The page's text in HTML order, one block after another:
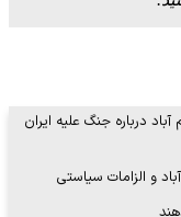
درباره جنگ علیه ایران
و الزامات سیاستی